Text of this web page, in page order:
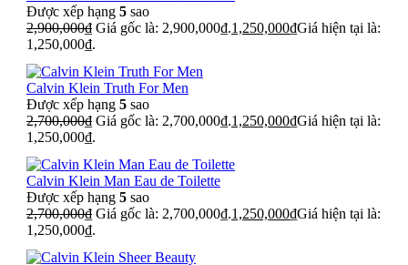
Được xếp hạng 5 sao
2,900,000₫ Giá gốc là: 2,900,000₫.1,250,000₫Giá hiện tại là:
1,250,000₫.
Calvin Klein Truth For Men
Được xếp hạng 5 sao
2,700,000₫ Giá gốc là: 2,700,000₫.1,250,000₫Giá hiện tại là:
1,250,000₫.
Calvin Klein Man Eau de Toilette
Được xếp hạng 5 sao
2,700,000₫ Giá gốc là: 2,700,000₫.1,250,000₫Giá hiện tại là:
1,250,000₫.